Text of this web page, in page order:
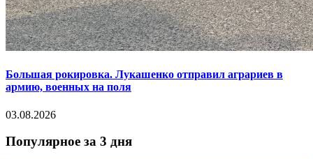
Большая рокировка. Лукашенко отправил аграриев в
армию, военных на поля
03.08.2026
Популярное за 3 дня